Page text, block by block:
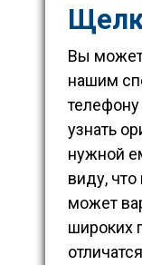
Вы
нашим
телефону
узнать
нужной
виду,
может
широких